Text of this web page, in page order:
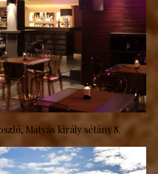
Mátyás király sétány 8.